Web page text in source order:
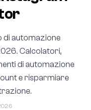
di automazione
Calcolatori,
di automazione
e risparmiare